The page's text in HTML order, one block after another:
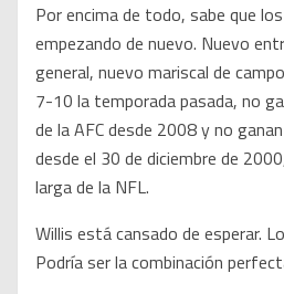
Por encima de todo, sabe que
empezando de nuevo. Nuevo
general, nuevo mariscal de
7-10 la temporada pasada, no
de la AFC desde 2008 y no
desde el 30 de diciembre de
larga de la NFL.
Willis está cansado de esperar.
Podría ser la combinación